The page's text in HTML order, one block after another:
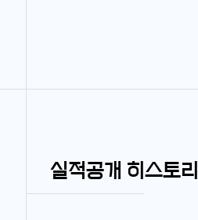
실적공개 히스토리